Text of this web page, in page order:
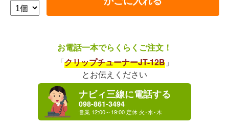
お電話一本でらくらくご注文！
「クリップチューナーJT-12B」
とお伝えください
ナビィ三線に電話する
098-861-3494